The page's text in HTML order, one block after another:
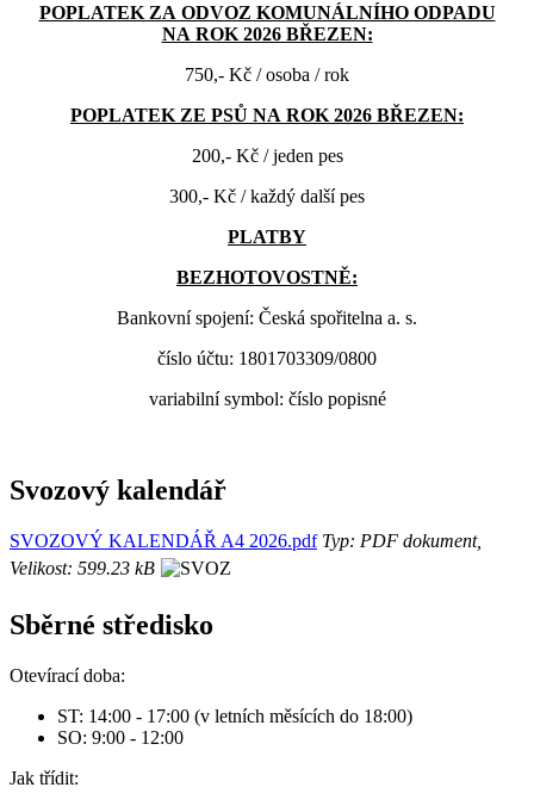
POPLATEK ZA ODVOZ KOMUNÁLNÍHO ODPADU
NA ROK 2026 BŘEZEN:
750,- Kč / osoba / rok
POPLATEK ZE PSŮ NA ROK 2026 BŘEZEN:
200,- Kč / jeden pes
300,- Kč / každý další pes
PLATBY
BEZHOTOVOSTNĚ:
Bankovní spojení: Česká spořitelna a. s.
číslo účtu: 1801703309/0800
variabilní symbol: číslo popisné
Svozový kalendář
SVOZOVÝ KALENDÁŘ A4 2026.pdfTyp: PDF dokument,
Velikost: 599.23 kB
Sběrné středisko
Otevírací doba:
ST: 14:00 - 17:00 (v letních měsících do 18:00)
SO: 9:00 - 12:00
Jak třídit: